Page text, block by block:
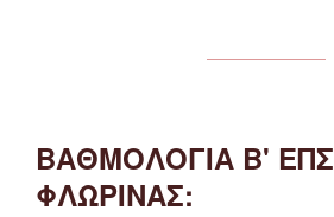
ΒΑΘΜΟΛΟΓΙΑ Β' ΕΠΣ
ΦΛΩΡΙΝΑΣ: